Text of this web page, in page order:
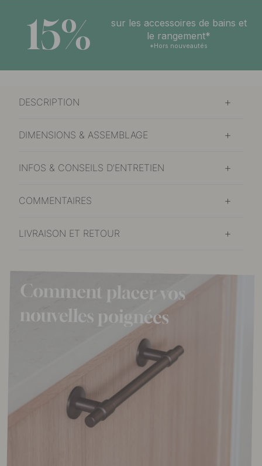
15%
sur les accessoires de bains et
le rangement*
*Hors nouveautés
DESCRIPTION
DIMENSIONS & ASSEMBLAGE
INFOS & CONSEILS D'ENTRETIEN
COMMENTAIRES
LIVRAISON ET RETOUR